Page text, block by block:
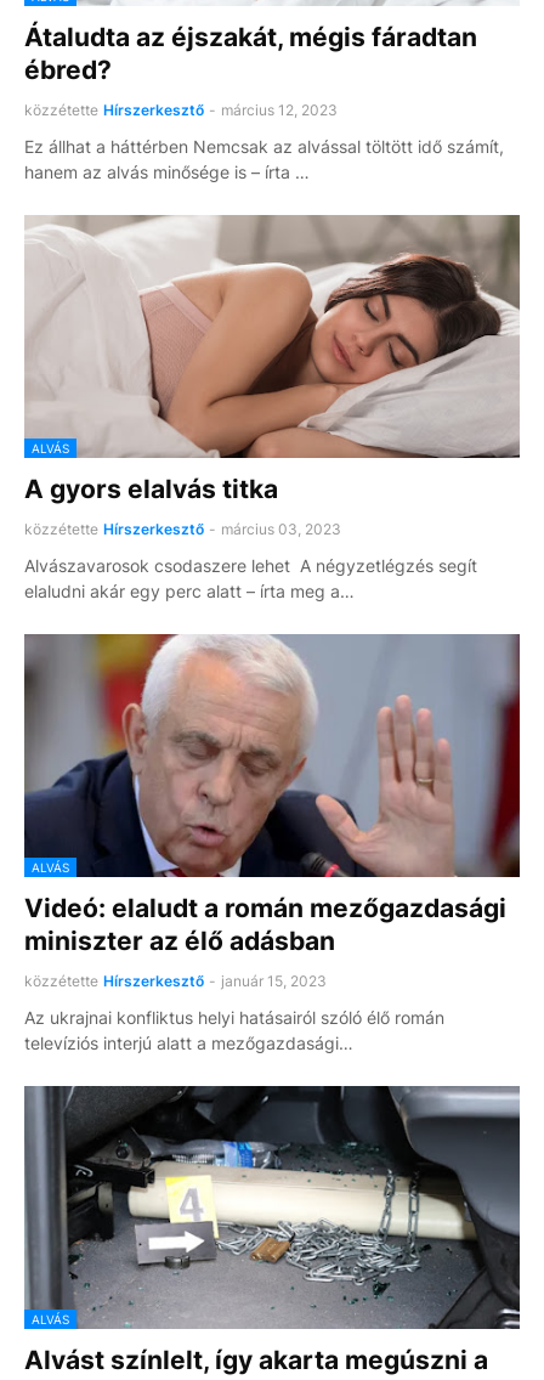
Átaludta az éjszakát, mégis fáradtan
ébred?
közzétette Hírszerkesztő - március 12, 2023
Ez állhat a háttérben Nemcsak az alvással töltött idő számít,
hanem az alvás minősége is – írta …
ALVÁS
A gyors elalvás titka
közzétette Hírszerkesztő - március 03, 2023
Alvászavarosok csodaszere lehet A négyzetlégzés segít
elaludni akár egy perc alatt – írta meg a…
ALVÁS
Videó: elaludt a román mezőgazdasági
miniszter az élő adásban
közzétette Hírszerkesztő - január 15, 2023
Az ukrajnai konfliktus helyi hatásairól szóló élő román
televíziós interjú alatt a mezőgazdasági…
ALVÁS
Alvást színlelt, így akarta megúszni a